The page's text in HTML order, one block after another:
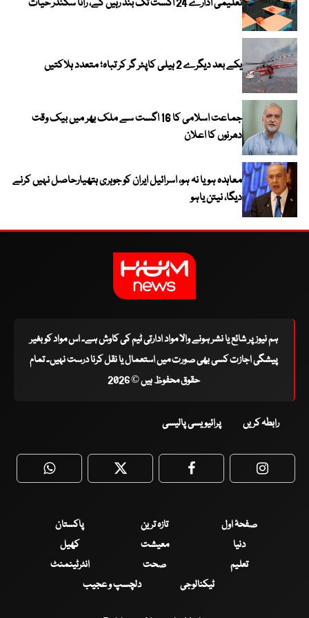
تعلیمی ادارے 24 اگست تک بند رہیں گے، رانا سکندر حیات
یکے بعد دیگرے 2 ہیلی کاپٹر گر کر تباہ؛ متعدد ہلاکتیں
جماعت اسلامی کا 16 اگست سے ملک بھر میں بیک وقت
دھرنوں کا اعلان
معاہدہ ہو یا نہ ہو، اسرائیل ایران کو جوہری ہتھیارحاصل نہیں کرنے
دیگا، نیتن یاہو
ہم نیوز پر شائع یا نشر ہونے والا مواد ادارتی ٹیم کی کاوش ہے۔ اس مواد کو بغیر
پیشگی اجازت کسی بھی صورت میں استعمال یا نقل کرنا درست نہیں۔ تمام
حقوق محفوظ ہیں © 2026
رابطہ کریں پرائیویسی پالیسی
WhatsApp Twitter Facebook
صفحۂ اول تازہ ترین
پاکستان
دنیا
معیشت
کھیل
تعلیم
صحت
انٹرٹینمنٹ
ٹیکنالوجی
دلچسپ و عجیب